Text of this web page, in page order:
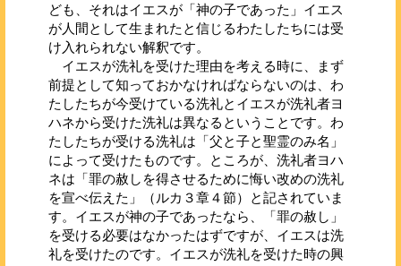
ども、それはイエスが「神の子であった」イエス
が人間として生まれたと信じるわたしたちには受
け入れられない解釈です。
イエスが洗礼を受けた理由を考える時に、まず
前提として知っておかなければならないのは、わ
たしたちが今受けている洗礼とイエスが洗礼者ヨ
ハネから受けた洗礼は異なるということです。わ
たしたちが受ける洗礼は「父と子と聖霊のみ名」
によって受けたものです。ところが、洗礼者ヨハ
ネは「罪の赦しを得させるために悔い改めの洗礼
を宣べ伝えた」（ルカ３章４節）と記されていま
す。イエスが神の子であったなら、「罪の赦し」
を受ける必要はなかったはずですが、イエスは洗
礼を受けたのです。イエスが洗礼を受けた時の興